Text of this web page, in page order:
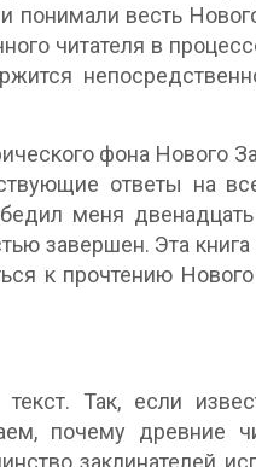
понимали весть
читателя в
фона Нового
ответы на
меня
завершен. Эта книга
к прочтению Нового
Так, если
почему древние
заклинателей